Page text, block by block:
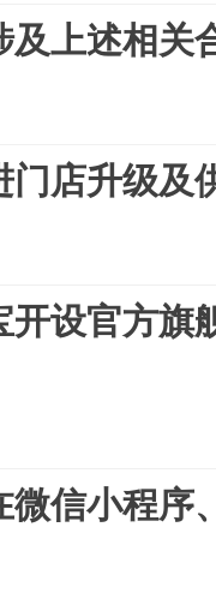
及上述相关
门店升级及
开设官方旗
微信小程序